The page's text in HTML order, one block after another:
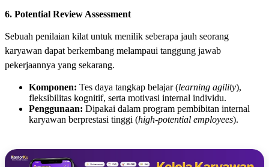
6. Potential Review Assessment
Sebuah penilaian kilat untuk menilik seberapa jauh seorang
karyawan dapat berkembang melampaui tanggung jawab
pekerjaannya yang sekarang.
Komponen: Tes daya tangkap belajar (learning agility),
fleksibilitas kognitif, serta motivasi internal individu.
Penggunaan: Dipakai dalam program pembibitan internal
karyawan berprestasi tinggi (high-potential employees).